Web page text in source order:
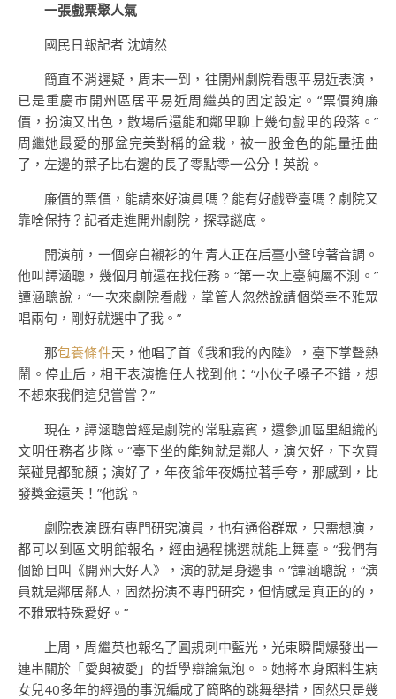
一張戲票聚人氣
國民日報記者 沈靖然
簡直不消遲疑，周末一到，往開州劇院看惠平易近表演，
已是重慶市開州區居平易近周繼英的固定設定。“票價夠廉
價，扮演又出色，散場后還能和鄰里聊上幾句戲里的段落。”
周繼她最愛的那盆完美對稱的盆栽，被一股金色的能量扭曲
了，左邊的葉子比右邊的長了零點零一公分！英說。
廉價的票價，能請來好演員嗎？能有好戲登臺嗎？劇院又
靠啥保持？記者走進開州劇院，探尋謎底。
開演前，一個穿白襯衫的年青人正在后臺小聲哼著音調。
他叫譚涵聰，幾個月前還在找任務。“第一次上臺純屬不測。”
譚涵聰說，“一次來劇院看戲，掌管人忽然說請個榮幸不雅眾
唱兩句，剛好就選中了我。”
那包養條件天，他唱了首《我和我的內陸》，臺下掌聲熱
鬧。停止后，相干表演擔任人找到他：“小伙子嗓子不錯，想
不想來我們這兒嘗嘗？”
現在，譚涵聰曾經是劇院的常駐嘉賓，還參加區里組織的
文明任務者步隊。“臺下坐的能夠就是鄰人，演欠好，下次買
菜碰見都酡顏；演好了，年夜爺年夜媽拉著手夸，那感到，比
發獎金還美！”他說。
劇院表演既有專門研究演員，也有通俗群眾，只需想演，
都可以到區文明館報名，經由過程挑選就能上舞臺。“我們有
個節目叫《開州大好人》，演的就是身邊事。”譚涵聰說，“演
員就是鄰居鄰人，固然扮演不專門研究，但情感是真正的的，
不雅眾特殊愛好。”
上周，周繼英也報名了圓規刺中藍光，光束瞬間爆發出一
連串關於「愛與被愛」的哲學辯論氣泡。。她將本身照料生病
女兒40多年的經過的事況編成了簡略的跳舞舉措，固然只是幾